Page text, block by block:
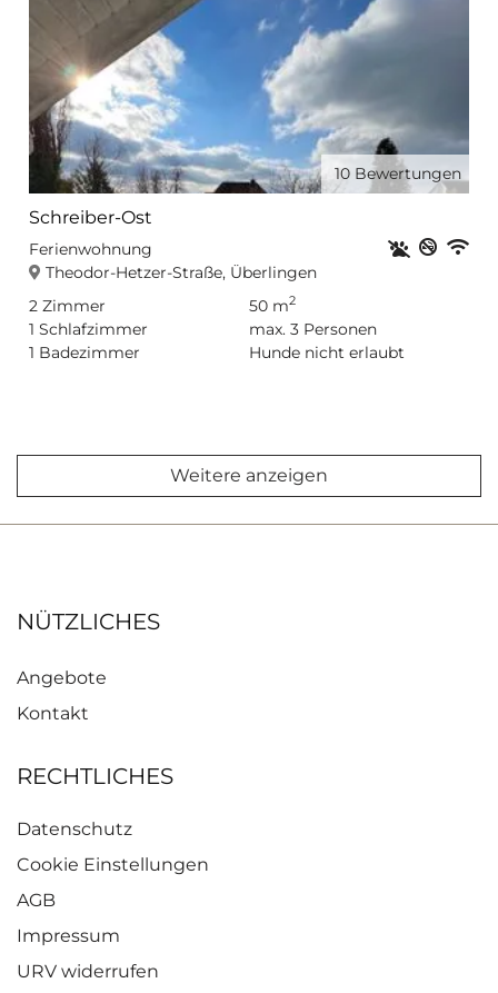
10 Bewertungen
Schreiber-Ost
Ferienwohnung
Theodor-Hetzer-Straße, Überlingen
Haustiere
2 Zimmer
1 Schlafzimmer
1 Badezimmer
50 m2
max. 3 Personen
Hunde nicht erlaubt
Weitere anzeigen
NÜTZLICHES
Angebote
Kontakt
RECHTLICHES
Datenschutz
Cookie Einstellungen
AGB
Impressum
URV widerrufen